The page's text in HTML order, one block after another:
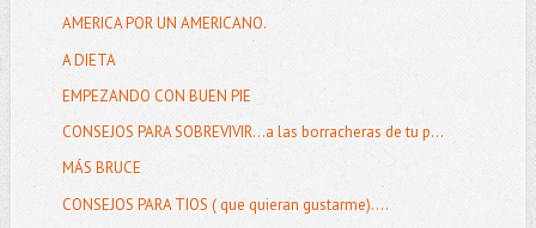
AMERICA POR UN AMERICANO.
A DIETA
EMPEZANDO CON BUEN PIE
CONSEJOS PARA SOBREVIVIR…a las borracheras de tu p...
MÁS BRUCE
CONSEJOS PARA TIOS ( que quieran gustarme)….